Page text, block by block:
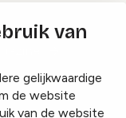
van
gelijkwaardige
de website
van de website